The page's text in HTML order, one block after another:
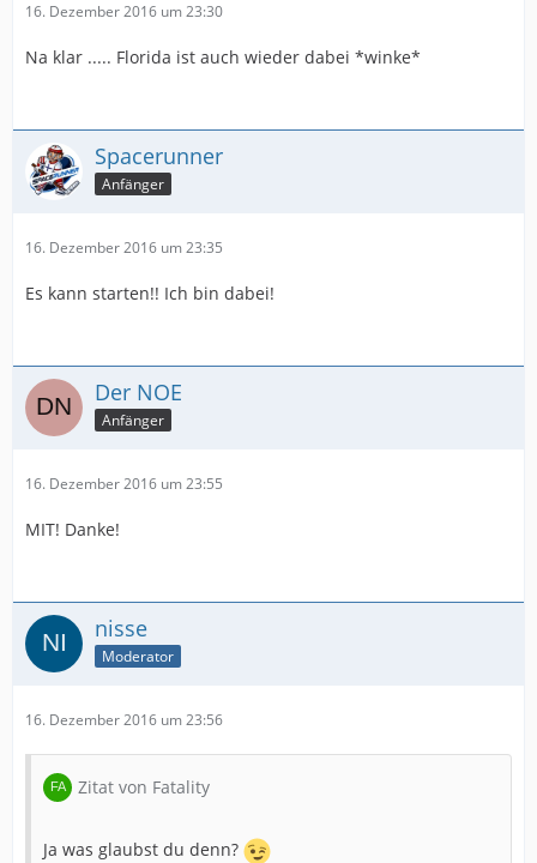
16. Dezember 2016 um 23:30
Na klar ..... Florida ist auch wieder dabei *winke*
Spacerunner
Anfänger
16. Dezember 2016 um 23:35
Es kann starten!! Ich bin dabei!
Der NOE
Anfänger
16. Dezember 2016 um 23:55
MIT! Danke!
nisse
Moderator
16. Dezember 2016 um 23:56
Zitat von Fatality
Ja was glaubst du denn?